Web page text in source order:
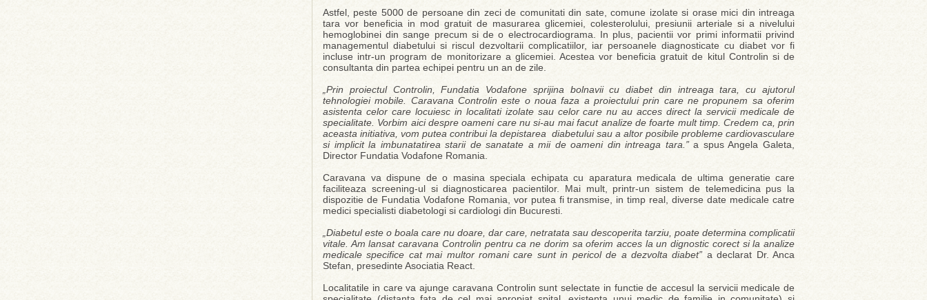
Astfel, peste 5000 de persoane din zeci de comunitati din sate, comune izolate si orase mici din intreaga
tara vor beneficia in mod gratuit de masurarea glicemiei, colesterolului, presiunii arteriale si a nivelului
hemoglobinei din sange precum si de o electrocardiograma. In plus, pacientii vor primi informatii privind
managementul diabetului si riscul dezvoltarii complicatiilor, iar persoanele diagnosticate cu diabet vor fi
incluse intr-un program de monitorizare a glicemiei. Acestea vor beneficia gratuit de kitul Controlin si de
consultanta din partea echipei pentru un an de zile.
„Prin proiectul Controlin, Fundatia Vodafone sprijina bolnavii cu diabet din intreaga tara, cu ajutorul
tehnologiei mobile. Caravana Controlin este o noua faza a proiectului prin care ne propunem sa oferim
asistenta celor care locuiesc in localitati izolate sau celor care nu au acces direct la servicii medicale de
specialitate. Vorbim aici despre oameni care nu si-au mai facut analize de foarte mult timp. Credem ca, prin
aceasta initiativa, vom putea contribui la depistarea diabetului sau a altor posibile probleme cardiovasculare
si implicit la imbunatatirea starii de sanatate a mii de oameni din intreaga tara.”a spus Angela Galeta,
Director Fundatia Vodafone Romania.
Caravana va dispune de o masina speciala echipata cu aparatura medicala de ultima generatie care
faciliteaza screening-ul si diagnosticarea pacientilor. Mai mult, printr-un sistem de telemedicina pus la
dispozitie de Fundatia Vodafone Romania, vor putea fi transmise, in timp real, diverse date medicale catre
medici specialisti diabetologi si cardiologi din Bucuresti.
„Diabetul este o boala care nu doare, dar care, netratata sau descoperita tarziu, poate determina complicatii
vitale. Am lansat caravana Controlin pentru ca ne dorim sa oferim acces la un dignostic corect si la analize
medicale specifice cat mai multor romani care sunt in pericol de a dezvolta diabet” a declarat Dr. Anca
Stefan, presedinte Asociatia React.
Localitatile in care va ajunge caravana Controlin sunt selectate in functie de accesul la servicii medicale de